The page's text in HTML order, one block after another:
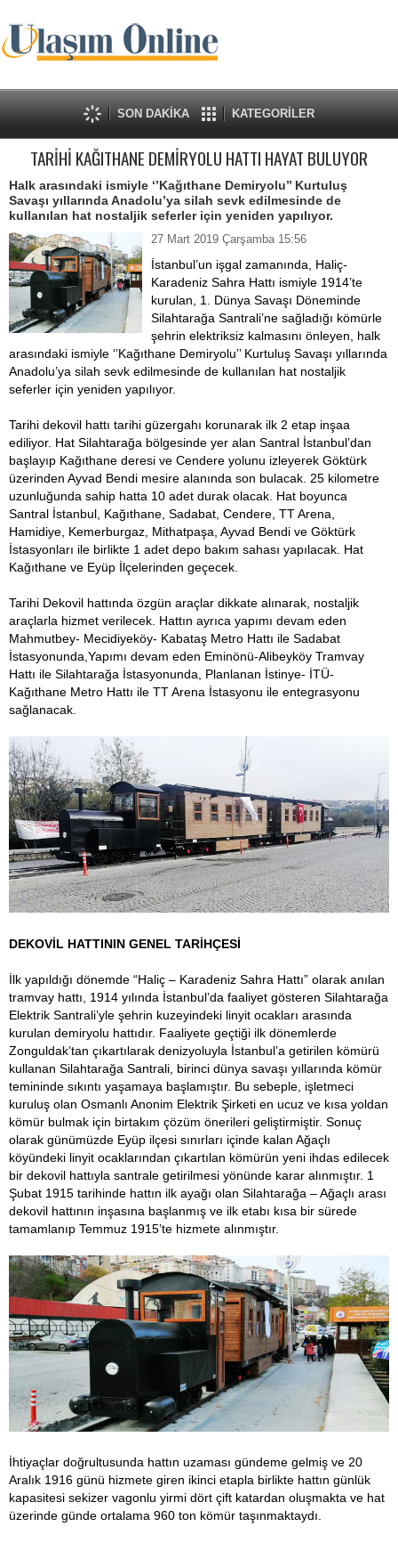
SON DAKİKA KATEGORİLER
TARİHİ KAĞITHANE DEMİRYOLU HATTI HAYAT BULUYOR
Halk arasındaki ismiyle ‘’Kağıthane Demiryolu’’ Kurtuluş
Savaşı yıllarında Anadolu’ya silah sevk edilmesinde de
kullanılan hat nostaljik seferler için yeniden yapılıyor.
27 Mart 2019 Çarşamba 15:56
İstanbul’un işgal zamanında, Haliç-
Karadeniz Sahra Hattı ismiyle 1914’te
kurulan, 1. Dünya Savaşı Döneminde
Silahtarağa Santrali’ne sağladığı kömürle
şehrin elektriksiz kalmasını önleyen, halk
arasındaki ismiyle ‘’Kağıthane Demiryolu’’ Kurtuluş Savaşı yıllarında
Anadolu’ya silah sevk edilmesinde de kullanılan hat nostaljik
seferler için yeniden yapılıyor.
Tarihi dekovil hattı tarihi güzergahı korunarak ilk 2 etap inşaa
ediliyor. Hat Silahtarağa bölgesinde yer alan Santral İstanbul’dan
başlayıp Kağıthane deresi ve Cendere yolunu izleyerek Göktürk
üzerinden Ayvad Bendi mesire alanında son bulacak. 25 kilometre
uzunluğunda sahip hatta 10 adet durak olacak. Hat boyunca
Santral İstanbul, Kağıthane, Sadabat, Cendere, TT Arena,
Hamidiye, Kemerburgaz, Mithatpaşa, Ayvad Bendi ve Göktürk
İstasyonları ile birlikte 1 adet depo bakım sahası yapılacak. Hat
Kağıthane ve Eyüp İlçelerinden geçecek.
Tarihi Dekovil hattında özgün araçlar dikkate alınarak, nostaljik
araçlarla hizmet verilecek. Hattın ayrıca yapımı devam eden
Mahmutbey- Mecidiyeköy- Kabataş Metro Hattı ile Sadabat
İstasyonunda,Yapımı devam eden Eminönü-Alibeyköy Tramvay
Hattı ile Silahtarağa İstasyonunda, Planlanan İstinye- İTÜ-
Kağıthane Metro Hattı ile TT Arena İstasyonu ile entegrasyonu
sağlanacak.
DEKOVİL HATTININ GENEL TARİHÇESİ
İlk yapıldığı dönemde “Haliç – Karadeniz Sahra Hattı” olarak anılan
tramvay hattı, 1914 yılında İstanbul’da faaliyet gösteren Silahtarağa
Elektrik Santrali’yle şehrin kuzeyindeki linyit ocakları arasında
kurulan demiryolu hattıdır. Faaliyete geçtiği ilk dönemlerde
Zonguldak’tan çıkartılarak denizyoluyla İstanbul’a getirilen kömürü
kullanan Silahtarağa Santrali, birinci dünya savaşı yıllarında kömür
temininde sıkıntı yaşamaya başlamıştır. Bu sebeple, işletmeci
kuruluş olan Osmanlı Anonim Elektrik Şirketi en ucuz ve kısa yoldan
kömür bulmak için birtakım çözüm önerileri geliştirmiştir. Sonuç
olarak günümüzde Eyüp ilçesi sınırları içinde kalan Ağaçlı
köyündeki linyit ocaklarından çıkartılan kömürün yeni ihdas edilecek
bir dekovil hattıyla santrale getirilmesi yönünde karar alınmıştır. 1
Şubat 1915 tarihinde hattın ilk ayağı olan Silahtarağa – Ağaçlı arası
dekovil hattının inşasına başlanmış ve ilk etabı kısa bir sürede
tamamlanıp Temmuz 1915’te hizmete alınmıştır.
İhtiyaçlar doğrultusunda hattın uzaması gündeme gelmiş ve 20
Aralık 1916 günü hizmete giren ikinci etapla birlikte hattın günlük
kapasitesi sekizer vagonlu yirmi dört çift katardan oluşmakta ve hat
üzerinde günde ortalama 960 ton kömür taşınmaktaydı.